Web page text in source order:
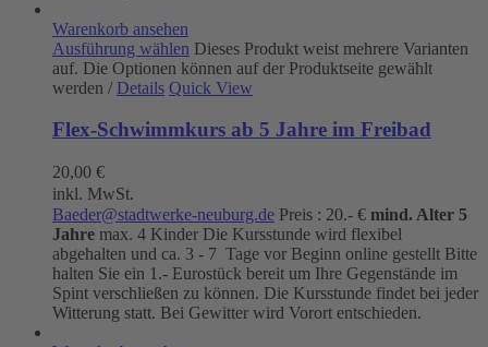
Warenkorb ansehen
Ausführung wählen Dieses Produkt weist mehrere Varianten
auf. Die Optionen können auf der Produktseite gewählt
werden / Details Quick View
Flex-Schwimmkurs ab 5 Jahre im Freibad
20,00 €
inkl. MwSt.
Baeder@stadtwerke-neuburg.de Preis : 20.- € mind. Alter 5
Jahre max. 4 Kinder Die Kursstunde wird flexibel
abgehalten und ca. 3 - 7 Tage vor Beginn online gestellt Bitte
halten Sie ein 1.- Eurostück bereit um Ihre Gegenstände im
Spint verschließen zu können. Die Kursstunde findet bei jeder
Witterung statt. Bei Gewitter wird Vorort entschieden.